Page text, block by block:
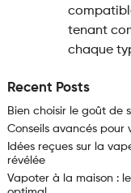
tenant
chaque
Recent Posts
Bien choisir le goût de
Conseils avancés
Idées reçues sur la
révélée
Vapoter à la maison :